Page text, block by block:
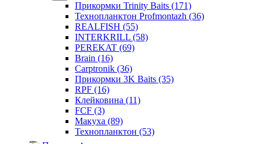
Прикормки Trinity Baits (171)
Технопланктон Profmontazh (36)
REALFISH (55)
INTERKRILL (58)
PEREKAT (69)
Brain (16)
Carptronik (36)
Прикормки 3K Baits (35)
RPF (16)
Клейковина (11)
FCF (3)
Макуха (89)
Технопланктон (53)